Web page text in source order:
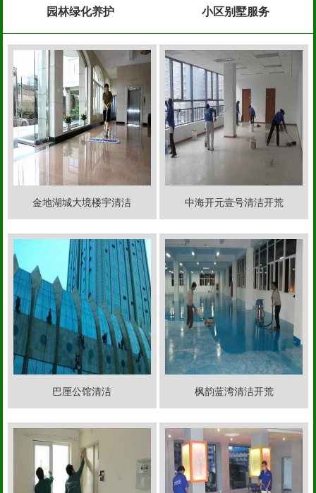
园林绿化养护 小区别墅服务
金地湖城大境楼宇清洁 中海开元壹号清洁开荒
巴厘公馆清洁 枫韵蓝湾清洁开荒